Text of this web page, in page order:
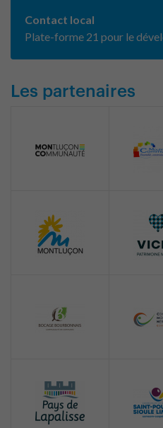
Contact local
Plate-forme 21 pour le
Les partenaires